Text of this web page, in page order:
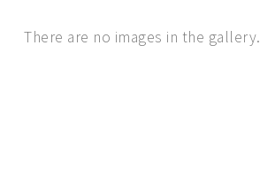
There are no images in the gallery.